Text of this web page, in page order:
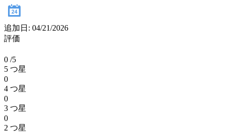
追加日: 04/21/2026
評価
0 /5
5 つ星
0
4 つ星
0
3 つ星
0
2 つ星